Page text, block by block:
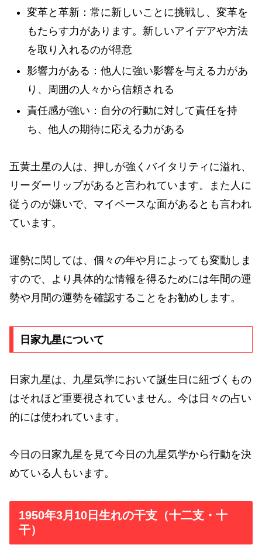
変革と革新：常に新しいことに挑戦し、変革を
もたらす力があります。新しいアイデアや方法
を取り入れるのが得意
影響力がある：他人に強い影響を与える力があ
り、周囲の人々から信頼される
責任感が強い：自分の行動に対して責任を持
ち、他人の期待に応える力がある
五黄土星の人は、押しが強くバイタリティに溢れ、
リーダーリップがあると言われています。また人に
従うのが嫌いで、マイペースな面があるとも言われ
ています。
運勢に関しては、個々の年や月によっても変動しま
すので、より具体的な情報を得るためには年間の運
勢や月間の運勢を確認することをお勧めします。
日家九星について
日家九星は、九星気学において誕生日に紐づくもの
はそれほど重要視されていません。今は日々の占い
的には使われています。
今日の日家九星を見て今日の九星気学から行動を決
めている人もいます。
1950年3月10日生れの干支（十二支・十
干）